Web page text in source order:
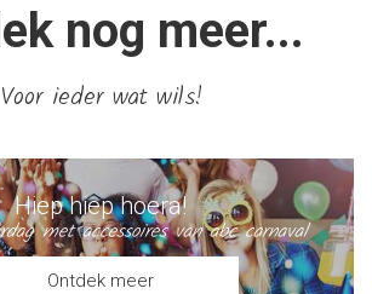
nog meer...
Voor ieder wat wils!
Hiep hiep hoera!
met accessoires van abc carnaval
Ontdek meer